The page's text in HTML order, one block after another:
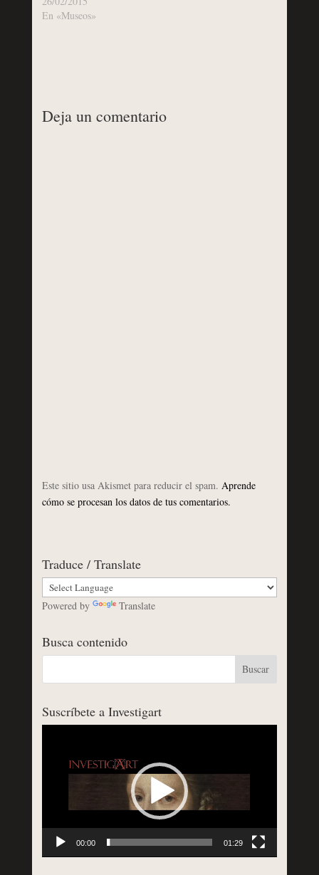
En «Museos»
Deja un comentario
Este sitio usa Akismet para reducir el spam. Aprende
cómo se procesan los datos de tus comentarios.
Traduce / Translate
Powered by Translate
Busca contenido
Suscríbete a Investigart
00:00 01:29